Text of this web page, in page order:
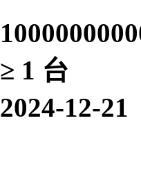
≥ 1 台
2024-12-21